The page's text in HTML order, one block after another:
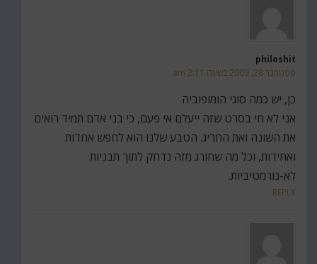
philoshit
ספטמבר 28, 2009 בשעה 2:11 am
כן, יש כמה סוגי הומופוביה
אני לא חי בסרט שזה ייעלם אי פעם, כי בני אדם תמיד רואים
את השונה ואת החריג. הטבע שלנו הוא לחפש אחדות
ואחידות, וכל מה שחורג מזה נדחק לתוך תבניות
לא-נורמטיביות.
REPLY